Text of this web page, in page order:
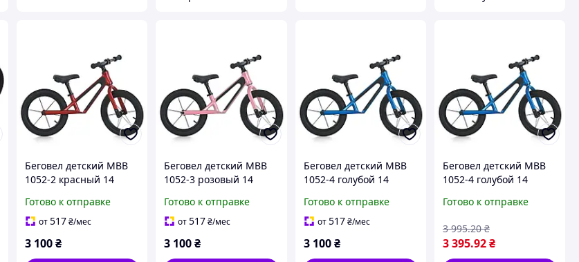
Беговел детский MBB
1052-2 красный 14
Готово к отправке
от517₴/мес
3 100₴
Беговел детский MBB
1052-3 розовый 14
Готово к отправке
от517₴/мес
3 100₴
Беговел детский MBB
1052-4 голубой 14
Готово к отправке
от517 ₴/мес
3 100 ₴
Беговел детский MBB
1052-4 голубой 14
Готово к отправке
3 395.92₴
3 995.20 ₴